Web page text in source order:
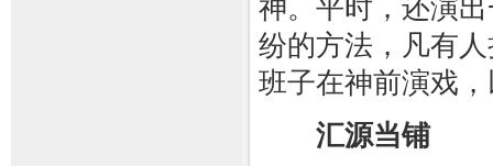
神。平时，还演
纷的方法，凡有
班子在神前演戏
汇源当铺